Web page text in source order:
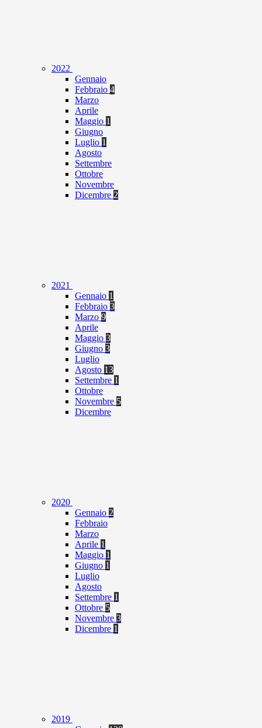
2022
Gennaio
Febbraio 4
Marzo
Aprile
Maggio 1
Giugno
Luglio 1
Agosto
Settembre
Ottobre
Novembre
Dicembre 2
2021
Gennaio 1
Febbraio 3
Marzo 9
Aprile
Maggio 3
Giugno 3
Luglio
Agosto 13
Settembre 1
Ottobre
Novembre 5
Dicembre
2020
Gennaio 2
Febbraio
Marzo
Aprile 1
Maggio 1
Giugno 1
Luglio
Agosto
Settembre 1
Ottobre 5
Novembre 3
Dicembre 1
2019